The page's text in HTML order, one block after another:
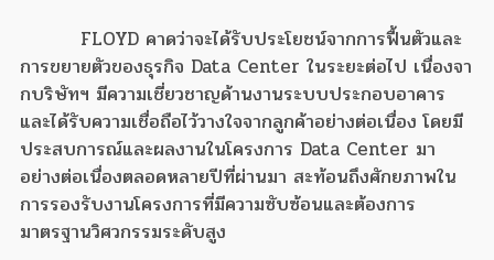
FLOYD คาดว่าจะได้รับประโยชน์จากการฟื้นตัวและ
การขยายตัวของธุรกิจ Data Center ในระยะต่อไป เนื่องจา
กบริษัทฯ มีความเชี่ยวชาญด้านงานระบบประกอบอาคาร
และได้รับความเชื่อถือไว้วางใจจากลูกค้าอย่างต่อเนื่อง โดยมี
ประสบการณ์และผลงานในโครงการ Data Center มา
อย่างต่อเนื่องตลอดหลายปีที่ผ่านมา สะท้อนถึงศักยภาพใน
การรองรับงานโครงการที่มีความซับซ้อนและต้องการ
มาตรฐานวิศวกรรมระดับสูง